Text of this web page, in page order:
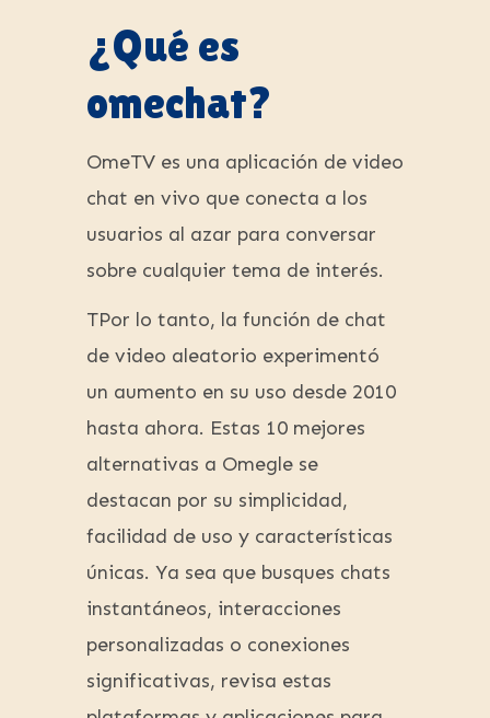
¿Qué es
omechat?
OmeTV es una aplicación de video
chat en vivo que conecta a los
usuarios al azar para conversar
sobre cualquier tema de interés.
TPor lo tanto, la función de chat
de video aleatorio experimentó
un aumento en su uso desde 2010
hasta ahora. Estas 10 mejores
alternativas a Omegle se
destacan por su simplicidad,
facilidad de uso y características
únicas. Ya sea que busques chats
instantáneos, interacciones
personalizadas o conexiones
significativas, revisa estas